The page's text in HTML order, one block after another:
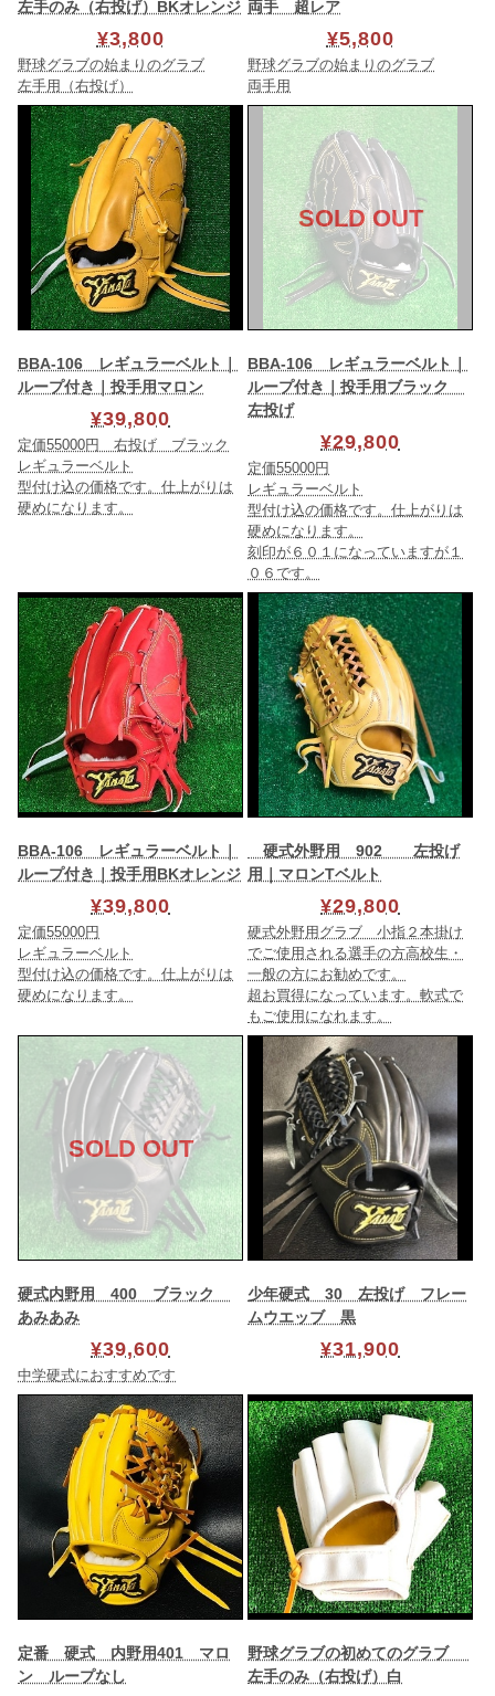
左手のみ（右投げ）BKオレンジ
¥3,800
野球グラブの始まりのグラブ
左手用（右投げ）
両手 超レア
¥5,800
野球グラブの始まりのグラブ
両手用
BBA-106 レギュラーベルト｜
ループ付き｜投手用マロン
¥39,800
定価55000円 右投げ ブラック
レギュラーベルト
型付け込の価格です。仕上がりは
硬めになります。
SOLD OUT
BBA-106 レギュラーベルト｜
ループ付き｜投手用ブラック
左投げ
¥29,800
定価55000円
レギュラーベルト
型付け込の価格です。仕上がりは
硬めになります。
刻印が６０１になっていますが１
０６です。
BBA-106 レギュラーベルト｜
ループ付き｜投手用BKオレンジ
¥39,800
定価55000円
レギュラーベルト
型付け込の価格です。仕上がりは
硬めになります。
硬式外野用 902 左投げ
用｜マロンTベルト
¥29,800
硬式外野用グラブ 小指２本掛け
でご使用される選手の方高校生・
一般の方にお勧めです。
超お買得になっています。軟式で
もご使用になれます。
SOLD OUT
硬式内野用 400 ブラック
あみあみ
¥39,600
中学硬式におすすめです
少年硬式 30 左投げ フレー
ムウエッブ 黒
¥31,900
定番 硬式 内野用401 マロ
ン ループなし
野球グラブの初めてのグラブ
左手のみ（右投げ）白